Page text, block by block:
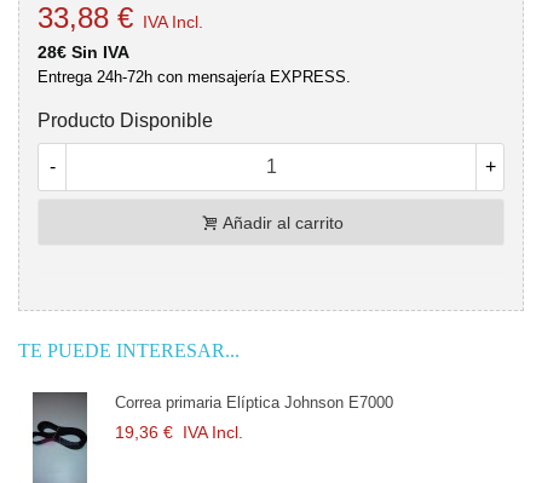
33,88 € IVA Incl.
28€ Sin IVA
Entrega 24h-72h con mensajería EXPRESS.
Producto Disponible
- +
Añadir al carrito
TE PUEDE INTERESAR...
primaria Elíptica Johnson E7000
IVA Incl.